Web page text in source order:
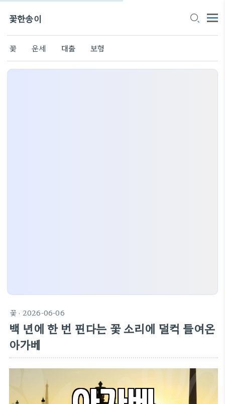
꽃한송이
꽃 운세 대출 보험
꽃 · 2026-06-06
백 년에 한 번 핀다는 꽃 소리에 덜컥 들여온
아가베